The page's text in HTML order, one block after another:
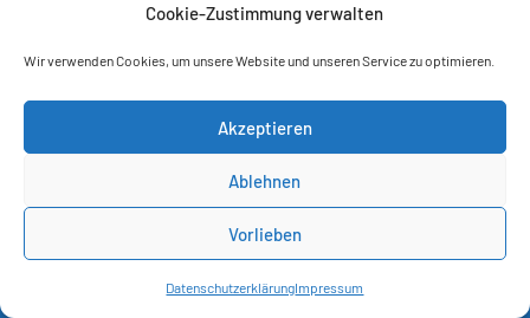
Cookie-Zustimmung verwalten
Wir verwenden Cookies, um unsere Website und unseren Service zu optimieren.
Akzeptieren
Ablehnen
Vorlieben
DatenschutzerklärungImpressum